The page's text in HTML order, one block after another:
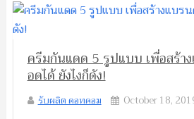
ครีมกันแดด 5 รูปแบบ เพื่อสร้า
อดได้ ยังไงก็ดัง!
รับผลิต ดอทคอม October 18,